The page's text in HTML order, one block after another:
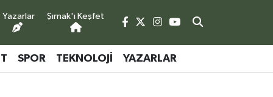
Yazarlar Şırnak'ı Keşfet
SPOR TEKNOLOJI YAZARLAR